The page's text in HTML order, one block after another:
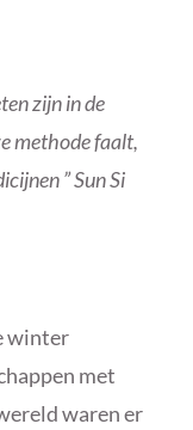
zijn in de
methode faalt,
” Sun Si
winter
met
waren er